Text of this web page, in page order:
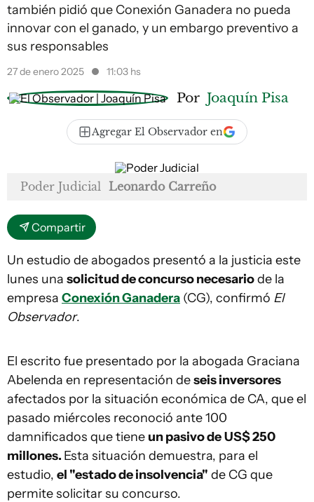
también pidió que Conexión Ganadera no pueda
innovar con el ganado, y un embargo preventivo a
sus responsables
27 de enero 2025 11:03 hs
Por Joaquín Pisa
Agregar El Observador en
Poder Judicial Leonardo Carreño
Compartir
Un estudio de abogados presentó a la justicia este
lunes una solicitud de concurso necesariode la
empresa Conexión Ganadera (CG), confirmó El
Observador.
El escrito fue presentado por la abogada Graciana
Abelenda en representación deseis inversores
afectados por la situación económica de CA, que el
pasado miércoles reconoció ante 100
damnificados que tiene un pasivo deUS$ 250
millones. Esta situación demuestra, para el
estudio, el "estado de insolvencia" de CG que
permite solicitar su concurso.